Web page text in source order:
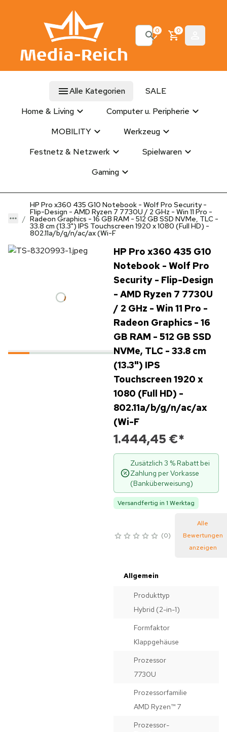
0 0
Alle Kategorien
SALE
Home & Living
Computer u. Peripherie
MOBILITY
Werkzeug
Festnetz & Netzwerk
Spielwaren
Gaming
HP Pro x360 435 G10 Notebook - Wolf Pro Security -
Flip-Design - AMD Ryzen 7 7730U / 2 GHz - Win 11 Pro -
Radeon Graphics - 16 GB RAM - 512 GB SSD NVMe, TLC -
33.8 cm (13.3") IPS Touchscreen 1920 x 1080 (Full HD) -
802.11a/b/g/n/ac/ax (Wi-F
HP Pro x360 435 G10
Notebook - Wolf Pro
Security - Flip-Design
- AMD Ryzen 7 7730U
/ 2 GHz - Win 11 Pro -
Radeon Graphics - 16
GB RAM - 512 GB SSD
NVMe, TLC - 33.8 cm
(13.3") IPS
Touchscreen 1920 x
1080 (Full HD) -
802.11a/b/g/n/ac/ax
(Wi-F
1.444,45 €*
Zusätzlich 3 % Rabatt bei
Zahlung per Vorkasse
(Banküberweisung)
Versandfertig in 1 Werktag
0
Alle
Bewertungen
anzeigen
Allgemein
Produkttyp
Hybrid (2-in-1)
Formfaktor
Klappgehäuse
Prozessor
7730U
Prozessorfamilie
AMD Ryzen™ 7
Prozessor-